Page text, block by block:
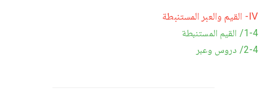
IV- القيم والعبر المستنبطة
1-4/ القيم المستنبطة
2-4/ دروس وعبر